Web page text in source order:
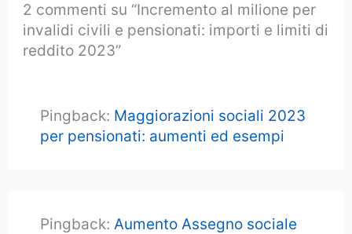
2 commenti su “Incremento al milione per
invalidi civili e pensionati: importi e limiti di
reddito 2023”
Pingback: Maggiorazioni sociali 2023
per pensionati: aumenti ed esempi
Pingback: Aumento Assegno sociale